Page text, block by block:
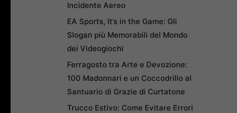
Incidente Aereo
EA Sports, It’s in the Game: Gli
Slogan più Memorabili del Mondo
dei Videogiochi
Ferragosto tra Arte e Devozione:
100 Madonnari e un Coccodrillo al
Santuario di Grazie di Curtatone
Trucco Estivo: Come Evitare Errori